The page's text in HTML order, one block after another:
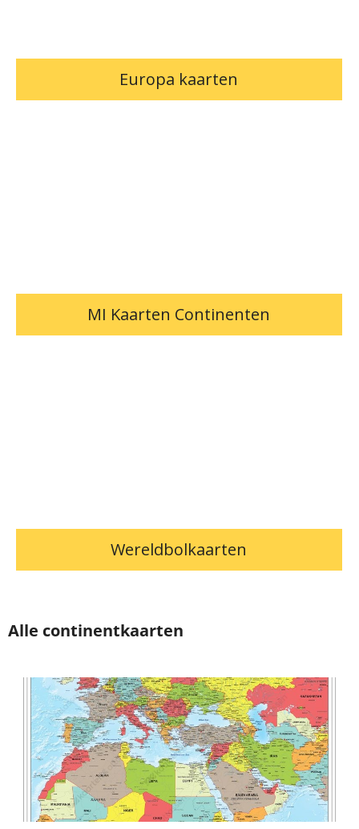
Europa kaarten
MI Kaarten Continenten
Wereldbolkaarten
Alle continentkaarten